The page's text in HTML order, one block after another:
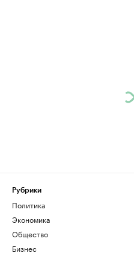
Рубрики
Политика
Экономика
Общество
Бизнес